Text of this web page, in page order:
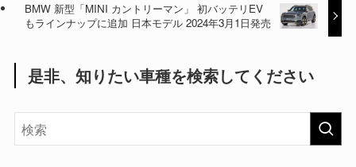
BMW 新型「MINI カントリーマン」 初バッテリEV
もラインナップに追加 日本モデル 2024年3月1日発売
是非、知りたい車種を検索してください